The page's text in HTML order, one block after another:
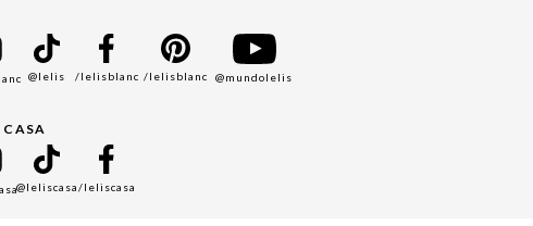
@lelis /lelisblanc /lelisblanc @mundolelis
CASA
@leliscasa/leliscasa